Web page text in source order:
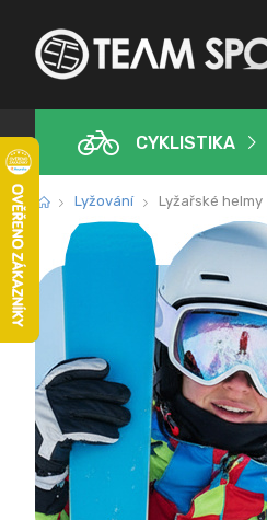
CYKLISTIKA
Lyžování Lyžařské helmy